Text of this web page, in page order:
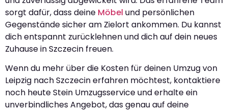
sorgt dafür, dass deine Möbel und persönlichen
Gegenstände sicher am Zielort ankommen. Du kannst
dich entspannt zurücklehnen und dich auf dein neues
Zuhause in Szczecin freuen.
Wenn du mehr über die Kosten für deinen Umzug von
Leipzig nach Szczecin erfahren möchtest, kontaktiere
noch heute Stein Umzugsservice und erhalte ein
unverbindliches Angebot, das genau auf deine